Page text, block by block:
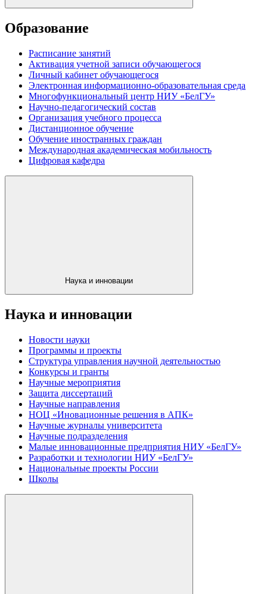
Образование
Расписание занятий
Активация учетной записи обучающегося
Личный кабинет обучающегося
Электронная информационно-образовательная среда
Многофункциональный центр НИУ «БелГУ»
Научно-педагогический состав
Организация учебного процесса
Дистанционное обучение
Обучение иностранных граждан
Международная академическая мобильность
Цифровая кафедра
Наука и инновации
Наука и инновации
Новости науки
Программы и проекты
Структура управления научной деятельностью
Конкурсы и гранты
Научные мероприятия
Защита диссертаций
Научные направления
НОЦ «Иновационные решения в АПК»
Научные журналы университета
Научные подразделения
Малые инновационные предприятия НИУ «БелГУ»
Разработки и технологии НИУ «БелГУ»
Национальные проекты России
Школы